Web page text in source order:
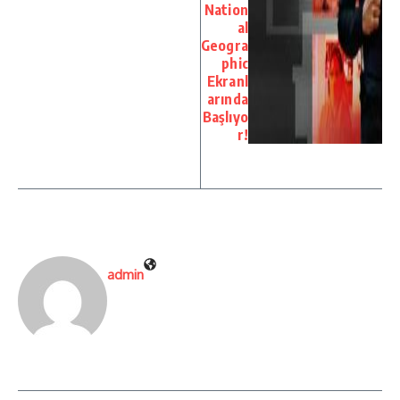
Nation
al
Geogra
phic
Ekranl
arında
Başlıyo
r!
admin